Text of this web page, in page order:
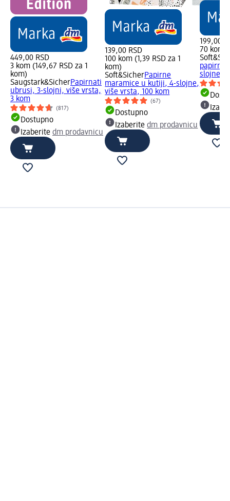
449,00 RSD
3 kom (149,67 RSD za 1
kom)
Saugstark&SicherPapirnati
ubrusi, 3-slojni, više vrsta,
3 kom
(817)
Dostupno
Izaberite dm prodavnicu
139,00 RSD
100 kom (1,39 RSD za 1
kom)
Soft&SicherPapirne
maramice u kutiji, 4-slojne,
više vrsta, 100 kom
(67)
Dostupno
Izaberitedm prodavnicu
199,00
70 kom
slojne,